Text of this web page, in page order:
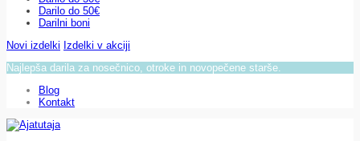
Darilo do 50€
Darilni boni
Novi izdelki Izdelki v akciji
Najlepša darila za nosečnico, otroke in novopečene starše.
Blog
Kontakt